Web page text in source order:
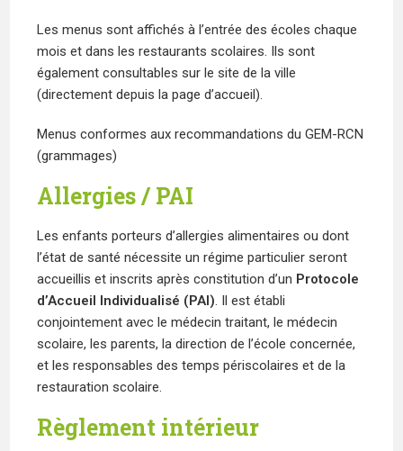
Les menus sont affichés à l’entrée des écoles chaque
mois et dans les restaurants scolaires. Ils sont
également consultables sur le site de la ville
(directement depuis la page d’accueil).
Menus conformes aux recommandations du GEM-RCN
(grammages)
Allergies / PAI
Les enfants porteurs d’allergies alimentaires ou dont
l’état de santé nécessite un régime particulier seront
accueillis et inscrits après constitution d’un Protocole
d’Accueil Individualisé (PAI). Il est établi
conjointement avec le médecin traitant, le médecin
scolaire, les parents, la direction de l’école concernée,
et les responsables des temps périscolaires et de la
restauration scolaire.
Règlement intérieur